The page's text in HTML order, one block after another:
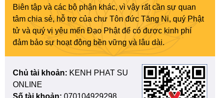
Biên tập và các bộ phận khác, vì vậy rất cần sự quan
tâm chia sẻ, hỗ trợ của chư Tôn đức Tăng Ni, quý Phật
tử và quý vị yêu mến Đạo Phật để có được kinh phí
đảm bảo sự hoạt động bền vững và lâu dài.
Chủ tài khoản: KENH PHAT SU
ONLINE